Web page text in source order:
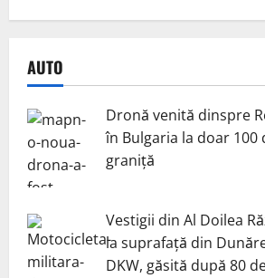
AUTO
Dronă venită dinspre
în Bulgaria la doar 100
graniță
Vestigii din Al Doilea
la suprafață din
DKW, găsită după 80